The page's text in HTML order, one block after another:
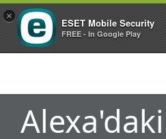
×
ESET Mobile Security
FREE - In Google Play